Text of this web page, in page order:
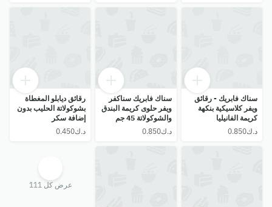
سناك فابريك - رقائق
ويفر كلاسيكية بنكهة
كريمة الفانيليا
والشوكولاتة 45 غرام
سناك فابريك سناكفر
ويفر حلوى كريمة البندق
والشوكولاتة 45 جم
⁦د.ك0.850⁩
رقائق ديابلو المغطاة
بشوكولاتة الحليب بدون
إضافة سكر
عرض كل 111